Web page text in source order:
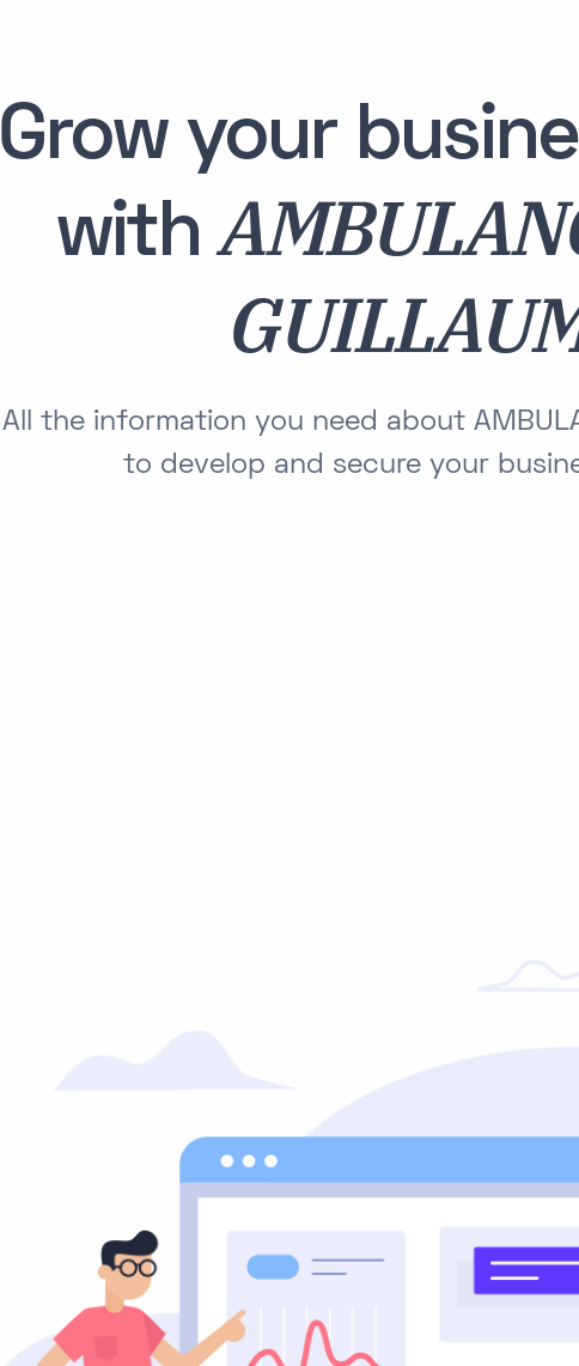
Grow your
with
All the information you need about
to develop and secure your